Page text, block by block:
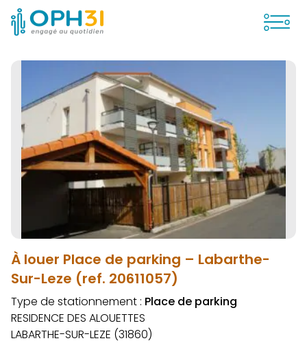
À louer Place de parking – Labarthe-
Sur-Leze (ref. 20611057)
Type de stationnement : Place de parking
RESIDENCE DES ALOUETTES
LABARTHE-SUR-LEZE (31860)